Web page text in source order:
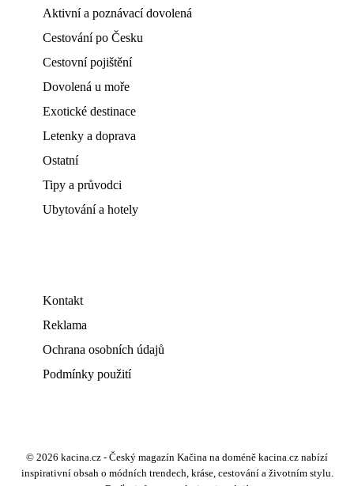
Aktivní a poznávací dovolená
Cestování po Česku
Cestovní pojištění
Dovolená u moře
Exotické destinace
Letenky a doprava
Ostatní
Tipy a průvodci
Ubytování a hotely
Kontakt
Reklama
Ochrana osobních údajů
Podmínky použití
© 2026 kacina.cz - Český magazín Kačina na doméně kacina.cz nabízí
inspirativní obsah o módních trendech, kráse, cestování a životním stylu.